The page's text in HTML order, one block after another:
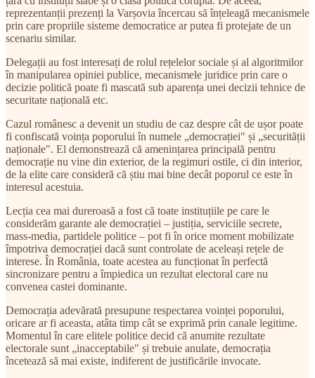
reprezentanții prezenți la Varșovia încercau să înțeleagă mecanismele
prin care propriile sisteme democratice ar putea fi protejate de un
scenariu similar.
Delegații au fost interesați de rolul rețelelor sociale și al algoritmilor
în manipularea opiniei publice, mecanismele juridice prin care o
decizie politică poate fi mascată sub aparența unei decizii tehnice de
securitate națională etc.
Cazul românesc a devenit un studiu de caz despre cât de ușor poate
fi confiscată voința poporului în numele „democrației" și „securității
naționale". El demonstrează că amenințarea principală pentru
democrație nu vine din exterior, de la regimuri ostile, ci din interior,
de la elite care consideră că știu mai bine decât poporul ce este în
interesul acestuia.
Lecția cea mai dureroasă a fost că toate instituțiile pe care le
considerăm garante ale democrației – justiția, serviciile secrete,
mass-media, partidele politice – pot fi în orice moment mobilizate
împotriva democrației dacă sunt controlate de aceleași rețele de
interese. În România, toate acestea au funcționat în perfectă
sincronizare pentru a împiedica un rezultat electoral care nu
convenea castei dominante.
Democrația adevărată presupune respectarea voinței poporului,
oricare ar fi aceasta, atâta timp cât se exprimă prin canale legitime.
Momentul în care elitele politice decid că anumite rezultate
electorale sunt „inacceptabile" și trebuie anulate, democrația
încetează să mai existe, indiferent de justificările invocate.